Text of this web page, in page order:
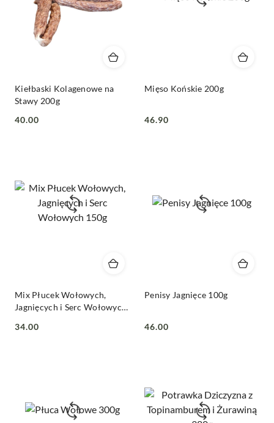
Kiełbaski Kolagenowe na
Stawy 200g
Cena:
40.00
Mięso Końskie 200g
Cena:
46.90
Mix Płucek Wołowych,
Jagnięcych i Serc Wołowych
Cena:
34.00
Penisy Jagnięce 100g
Cena:
46.00